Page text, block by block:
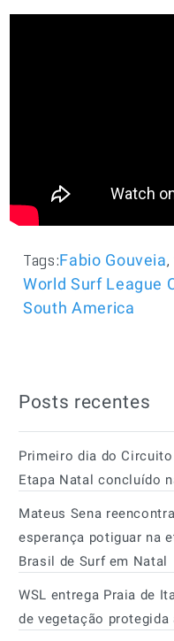
Tags:Fabio Gouveia,
World Surf League
South America
Posts recentes
Primeiro dia do
Etapa Natal concluído
Mateus Sena
esperança potiguar na
Brasil de Surf em Natal
WSL entrega Praia de
de vegetação protegida